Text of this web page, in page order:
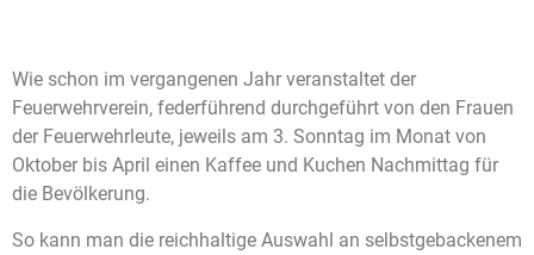
Wie schon im vergangenen Jahr veranstaltet der
Feuerwehrverein, federführend durchgeführt von den Frauen
der Feuerwehrleute, jeweils am 3. Sonntag im Monat von
Oktober bis April einen Kaffee und Kuchen Nachmittag für
die Bevölkerung.
So kann man die reichhaltige Auswahl an selbstgebackenem